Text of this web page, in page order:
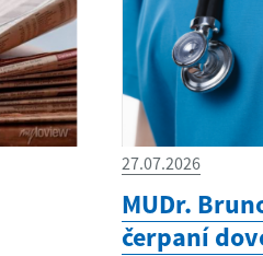
27.07.2026
MUDr.
čerpaní